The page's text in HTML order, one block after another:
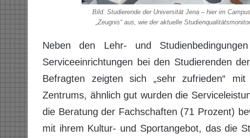
Bild: Studierende der Universität Jena – hier im
„Zeugnis“ aus, wie der aktuelle
Neben den Lehr- und
Serviceeinrichtungen bei den Studierenden
Befragten zeigten sich „sehr zufrieden“
Zentrums, ähnlich gut wurden die
die Beratung der Fachschaften (71 Prozent)
mit ihrem Kultur- und Sportangebot, das die